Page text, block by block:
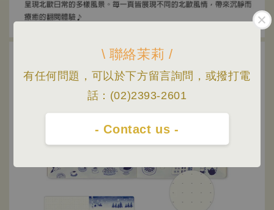
\ 聯絡茉莉 /
有任何問題，可以於下方留言詢問，或撥打電
話：(02)2393-2601
- Contact us -